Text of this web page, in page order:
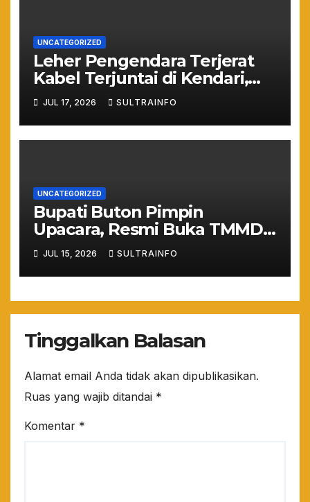
UNCATEGORIZED
Leher Pengendara Terjerat
Kabel Terjuntai di Kendari,
Nyawa Warga Nyaris
Melayang Akibat Kelalaian
Provider
JUL 17, 2026 SULTRAINFO
UNCATEGORIZED
Bupati Buton Pimpin
Upacara, Resmi Buka TMMD
ke-129 TA 2026
JUL 15, 2026 SULTRAINFO
Tinggalkan Balasan
Alamat email Anda tidak akan dipublikasikan.
Ruas yang wajib ditandai *
Komentar *